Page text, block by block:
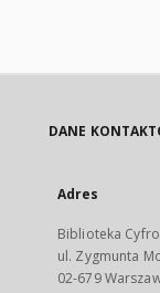
DANE
Adres
Biblioteka
ul. Zygmunta
02-679